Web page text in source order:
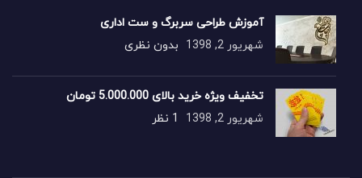
آموزش طراحی سربرگ و ست اداری
شهریور 2, 1398
بدون نظری
تخفیف ویژه خرید بالای 5.000.000 تومان
شهریور 2, 1398
1 نظر